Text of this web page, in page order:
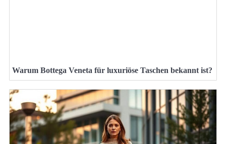
Warum Bottega Veneta für luxuriöse Taschen bekannt ist?